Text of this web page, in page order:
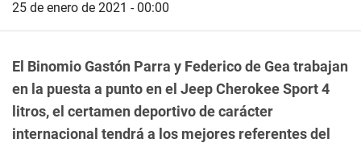
25 de enero de 2021 - 00:00
El Binomio Gastón Parra y Federico de Gea trabajan
en la puesta a punto en el Jeep Cherokee Sport 4
litros, el certamen deportivo de carácter
internacional tendrá a los mejores referentes del